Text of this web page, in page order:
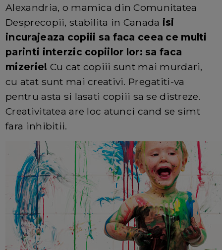
Alexandria, o mamica din Comunitatea
Desprecopii, stabilita in Canada isi
incurajeaza copiii sa faca ceea ce multi
parinti interzic copiilor lor: sa faca
mizerie! Cu cat copiii sunt mai murdari,
cu atat sunt mai creativi. Pregatiti-va
pentru asta si lasati copiii sa se distreze.
Creativitatea are loc atunci cand se simt
fara inhibitii.